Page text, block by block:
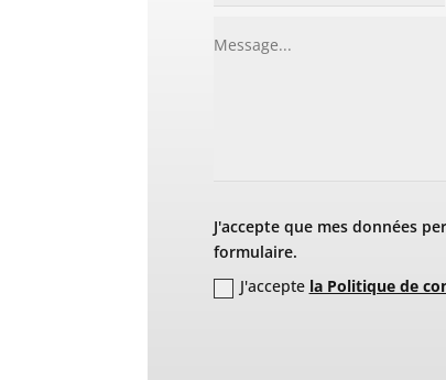
J'accepte que mes données
formulaire.
J'accepte la Politique de